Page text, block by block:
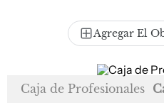
Agregar El
Caja de Profesionales